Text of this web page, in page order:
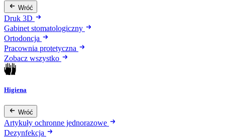
Wróć
Druk 3D
Gabinet stomatologiczny
Ortodoncja
Pracownia protetyczna
Zobacz wszystko
Higiena
Wróć
Artykuły ochronne jednorazowe
Dezynfekcja